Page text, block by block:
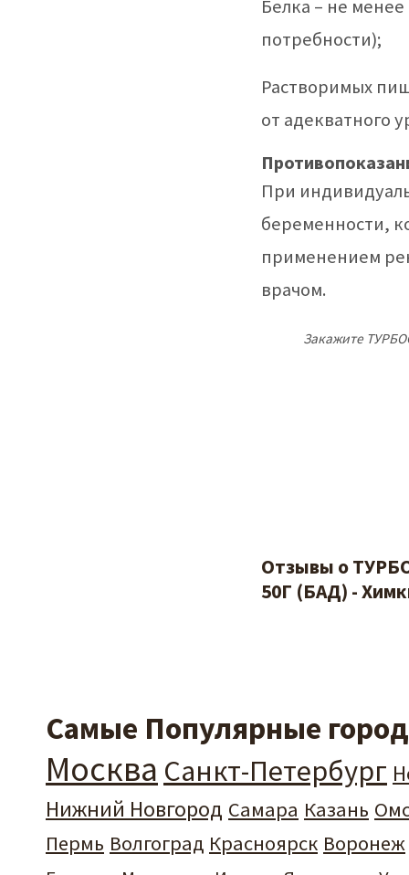
Белка – не
потребности);
Растворимых
от адекватного
При
беременности,
применением
врачом.
Закажите
Отзывы о
50Г (БАД) -
Самые Популярные
Москва Санкт-Петербург
Нижний Новгород Самара Казань
Пермь Волгоград Красноярск Воронеж